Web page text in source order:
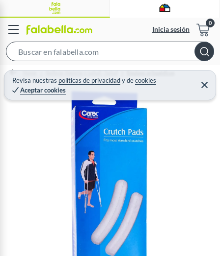
Inicia sesión
e
a
c
h
B
a
Revisa nuestras políticas de privacidadydecookies
Aceptar cookies
C
e
r
Home Belleza, higiene y salud - Salud Equipos ortopédicos